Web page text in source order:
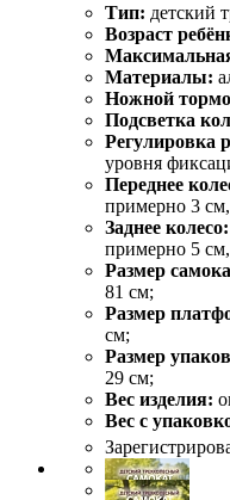
Тип: детский
Возраст
Материалы:
Ножной
Подсветка
Регулировка
уровня
Переднее
примерно 3
Заднее колесо:
примерно 5
Размер
81 см;
Размер
см;
Размер
29 см;
Вес изделия:
Вес с